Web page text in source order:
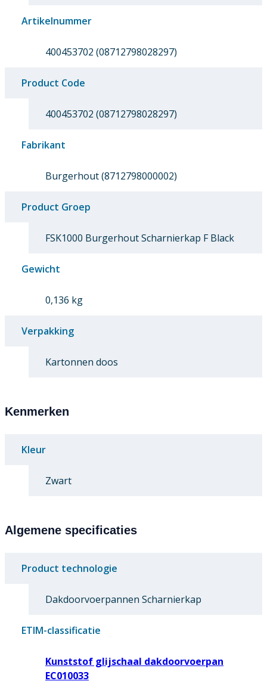
Artikelnummer
400453702 (08712798028297)
Product Code
400453702 (08712798028297)
Fabrikant
Burgerhout (8712798000002)
Product Groep
FSK1000 Burgerhout Scharnierkap F Black
Gewicht
0,136 kg
Verpakking
Kartonnen doos
Kenmerken
Kleur
Zwart
Algemene specificaties
Product technologie
Dakdoorvoerpannen Scharnierkap
ETIM-classificatie
Kunststof glijschaal dakdoorvoerpan
EC010033